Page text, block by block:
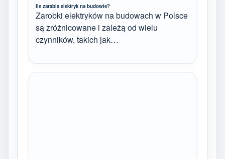
Ile zarabia elektryk na budowie?
Zarobki elektryków na budowach w Polsce
są zróżnicowane i zależą od wielu
czynników, takich jak…